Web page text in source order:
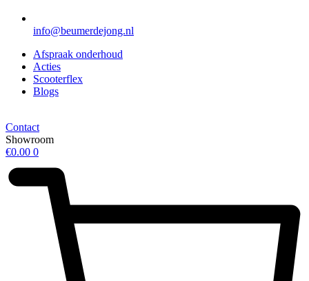
info@beumerdejong.nl
Afspraak onderhoud
Acties
Scooterflex
Blogs
Contact
Showroom
€0.00 0